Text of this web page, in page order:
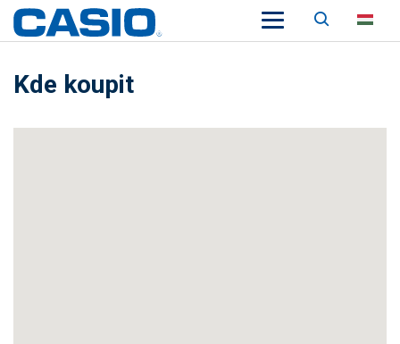
Keresés
Kde koupit